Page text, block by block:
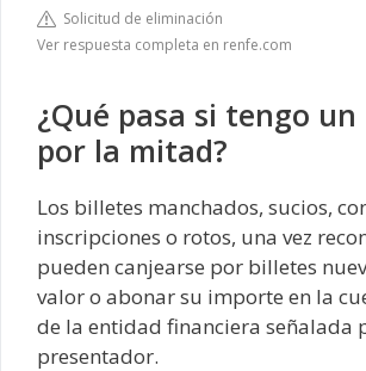
Solicitud de eliminación
Ver respuesta completa en renfe.com
¿Qué pasa si tengo
por la mitad?
Los billetes manchados, sucios,
inscripciones o rotos, una vez
pueden canjearse por billetes
valor o abonar su importe en la
de la entidad financiera señalada
presentador.